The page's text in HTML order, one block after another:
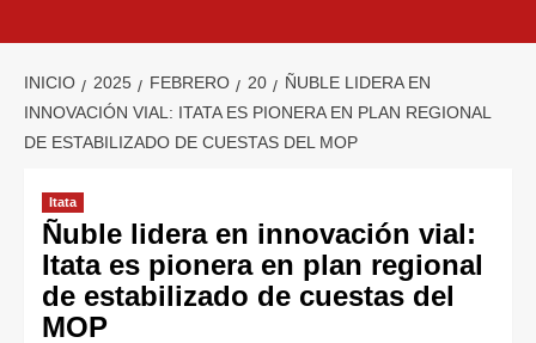
INICIO 2025 FEBRERO 20
ÑUBLE LIDERA EN
INNOVACIÓN VIAL: ITATA ES PIONERA EN PLAN REGIONAL
DE ESTABILIZADO DE CUESTAS DEL MOP
Itata
Ñuble lidera en innovación vial:
Itata es pionera en plan regional
de estabilizado de cuestas del
MOP